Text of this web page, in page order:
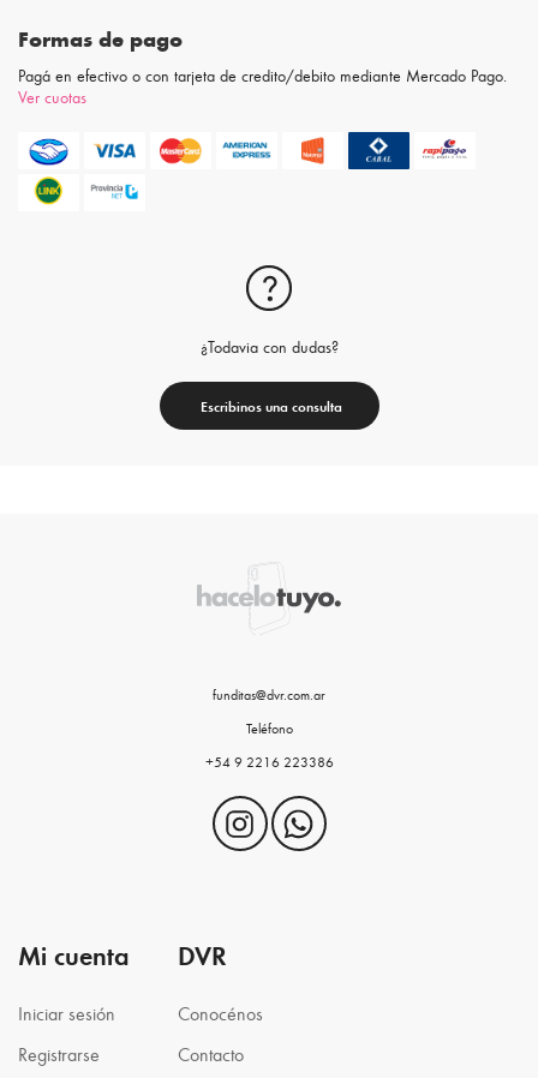
Formas de pago
Pagá en efectivo o con tarjeta de credito/debito mediante Mercado Pago.
Ver cuotas
¿Todavia con dudas?
Escribinos una consulta
funditas@dvr.com.ar
Teléfono
+54 9 2216 223386
Mi cuenta
Iniciar sesión
Registrarse
DVR
Conocénos
Contacto